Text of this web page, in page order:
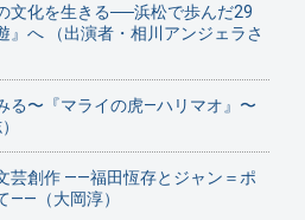
文化を生きる──浜松で歩んだ29
』へ （出演者・相川アンジェラさ
る〜『マライの虎—ハリマオ』〜
芸創作 ——福田恆存とジャン＝ポ
——（大岡淳）